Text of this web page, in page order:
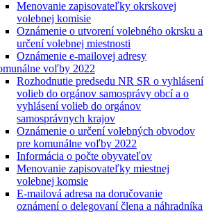
Menovanie zapisovateľky okrskovej
volebnej komisie
Oznámenie o utvorení volebného okrsku a
určení volebnej miestnosti
Oznámenie e-mailovej adresy
voľby 2022
Rozhodnutie predsedu NR SR o vyhlásení
volieb do orgánov samosprávy obcí a o
vyhlásení volieb do orgánov
samosprávnych krajov
Oznámenie o určení volebných obvodov
pre komunálne voľby 2022
Informácia o počte obyvateľov
Menovanie zapisovateľky miestnej
volebnej komsie
E-mailová adresa na doručovanie
oznámení o delegovaní člena a náhradníka